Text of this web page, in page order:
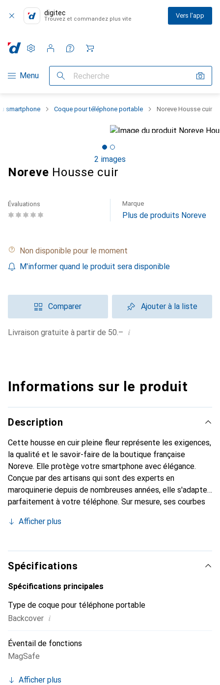
digitec
Trouvez et commandez plus vite Vers l'app
Navigation par catégorie
Menu Recherche
Paramètres
Compte client
Listes de comparaison
Listes d'envies
Panier
smartphone Coque pour téléphone portable Noreve Housse cuir
2 images
Noreve Housse cuir
Évaluations Marque
Plus de produits Noreve
Non disponible pour le moment
M'informer quand le produit sera disponible
Comparer Ajouter à la liste
Livraison gratuite à partir de 50.– i
Informations sur le produit
Description
Cette housse en cuir pleine fleur représente les exigences,
la qualité et le savoir-faire de la boutique française
Noreve. Elle protège votre smartphone avec élégance.
Conçue par des artisans qui sont des experts en
maroquinerie depuis de nombreuses années, elle s'adapte
parfaitement à votre téléphone. Sur mesure, ses courbes
devient l'accessoire chic et indispensable de votre
internationalement pour ses produits de haute qualité et
constitue un choix sûr pour une clientèle exigeante.
Afficher plus
Spécifications
Spécifications principales
Type de coque pour téléphone portable
Backcover i
Éventail de fonctions
MagSafe
Afficher plus